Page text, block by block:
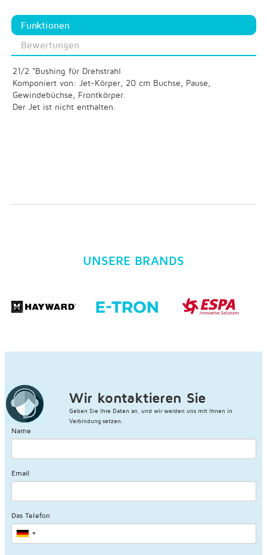
Funktionen
Bewertungen
21/2 "Bushing für Drehstrahl
Komponiert von: Jet-Körper, 20 cm Buchse, Pause,
Gewindebüchse, Frontkörper.
Der Jet ist nicht enthalten.
UNSERE BRANDS
Wir kontaktieren Sie
Geben Sie Ihre Daten an, und wir werden uns mit Ihnen in
Verbindung setzen.
Name
Email
Das Telefon